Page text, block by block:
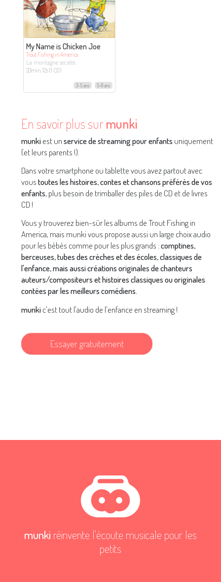
My Name is Chicken Joe
Trout Fishing in America
La montagne secrète
33min. 12s (1 CD)
3-5 ans 5-8 ans
En savoir plus sur munki
munkiest unservice de streaming pour enfants uniquement
(et leurs parents !).
Dans votre smartphone ou tablette vous avez partout avec
voustoutes les histoires, contes et chansons préférés de vos
enfants, plus besoin de trimballer des piles de CD et de livres
CD !
Vous y trouverez bien-sûr les albums de Trout Fishing in
America, mais munki vous propose aussi un large choix audio
pour les bébés comme pour les plus grands :comptines,
berceuses, tubes des crèches et des écoles, classiques de
l'enfance, mais aussi créations originales de chanteurs
auteurs/compositeurs et histoires classiques ou originales
contées par les meilleurs comédiens.
munkic'est tout l'audio de l'enfance en streaming !
Essayer gratuitement
munki réinvente l'écoute musicale pour les
petits